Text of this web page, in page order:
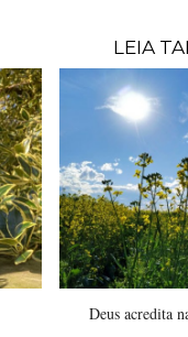
LEIA
Deus acredita